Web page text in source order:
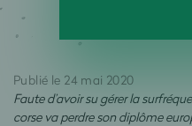
Publié le 24 mai 2020
Faute d’avoir su gérer la
corse va perdre son diplôme